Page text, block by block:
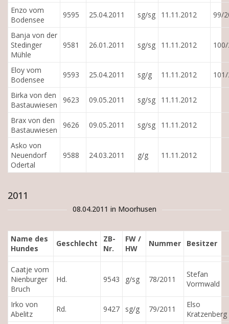
Enzo vom
Bodensee
9595 25.04.2011 sg/sg 11.11.2012 99/
Banja von der
Stedinger
Mühle
9581 26.01.2011 sg/sg 11.11.2012
Eloy vom
Bodensee
9593 25.04.2011 sg/g 11.11.2012
Birka von den
Bastauwiesen
9623 09.05.2011 sg/sg 11.11.2012
Brax von den
Bastauwiesen
9626 09.05.2011 sg/sg 11.11.2012
Asko von
Neuendorf
Odertal
9588 24.03.2011 g/g 11.11.2012
2011
08.04.2011 in Moorhusen
Name des
Hundes
Geschlecht
ZB-
Nr.
FW /
HW
Nummer Besitzer
Caatje vom
Nienburger
Bruch
Hd. 9543 g/sg 78/2011
Stefan
Vormwald
Irko von
Abelitz
Rd. 9427 sg/g 79/2011
Elso
Kratzenberg